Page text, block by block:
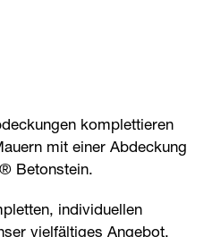
komplettieren
mit einer Abdeckung
Betonstein.
individuellen
vielfältiges Angebot,